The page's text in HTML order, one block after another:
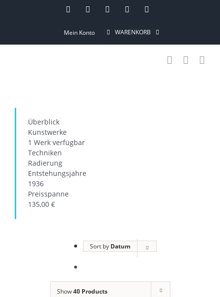
InstagramPinterestFacebookYouTube
Mein Konto WARENKORB
Überblick
Kunstwerke
1 Werk verfügbar
Techniken
Radierung
Entstehungsjahre
1936
Preisspanne
135,00 €
Sort by Datum
Show40 Products